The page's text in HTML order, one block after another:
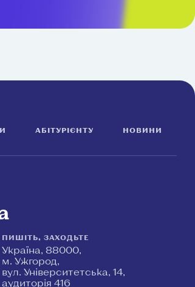
АБІТУРІЄНТУ НОВИНИ
ПИШІТЬ, ЗАХОДЬТЕ
Україна, 88000,
м. Ужгород,
вул. Університетська, 14,
аудиторія 416